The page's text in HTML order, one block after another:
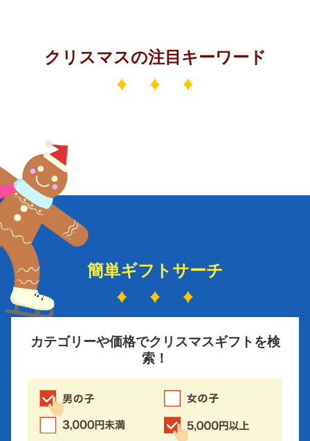
クリスマスの注目キーワード
簡単ギフトサーチ
カテゴリーや価格でクリスマスギフトを検
索！